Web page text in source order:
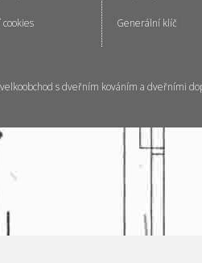
Generální klíč
s dveřním kováním a dveřními